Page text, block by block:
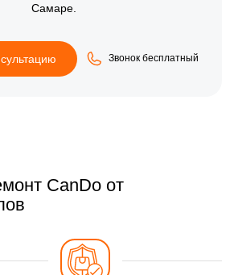
Самаре.
Звонок бесплатный
CanDo от